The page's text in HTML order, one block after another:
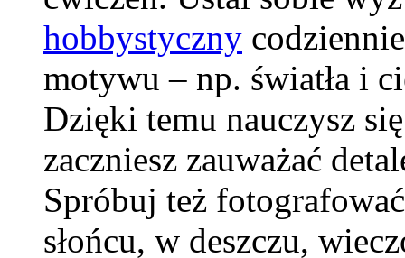
hobbystyczny
motywu – np. światła i
Dzięki temu nauczysz
zaczniesz zauważać
Spróbuj też
słońcu, w deszczu,